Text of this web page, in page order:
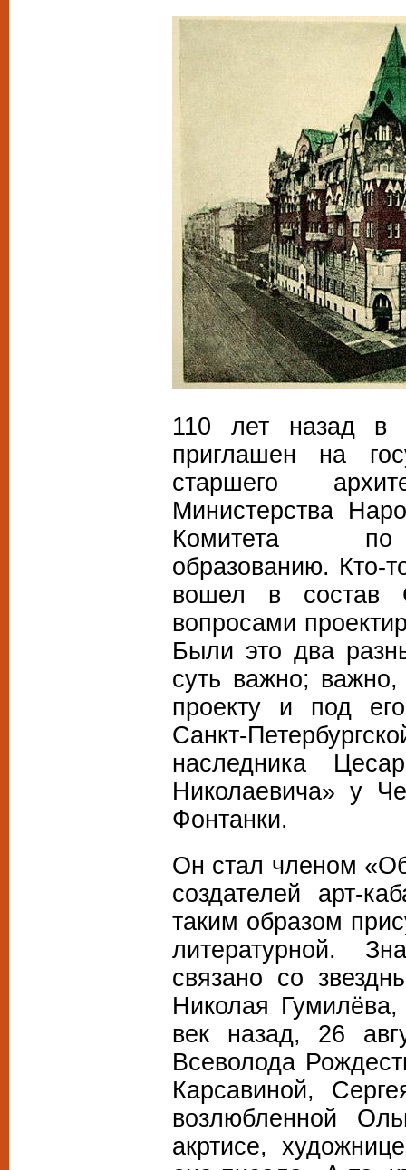
110 лет назад в
приглашен на
старшего
Министерства
Комитета по
образованию. Кто-
вошел в состав
вопросами
Были это два
суть важно;
проекту и под
Санкт-
наследника
Николаевича» у
Фонтанки.
Он стал членом
создателей арт-
таким образом
литературной.
связано со
Николая
век назад, 26
Всеволода
Карсавиной,
возлюбленной
акртисе,